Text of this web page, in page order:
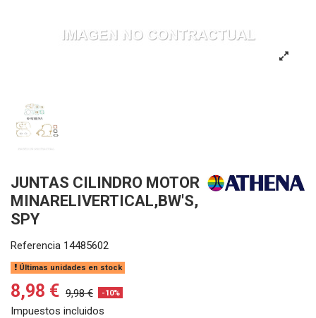
JUNTAS CILINDRO MOTOR
MINARELIVERTICAL,BW'S,
SPY
Referencia 14485602
Últimas unidades en stock
8,98 € 9,98 € -10%
Impuestos incluidos